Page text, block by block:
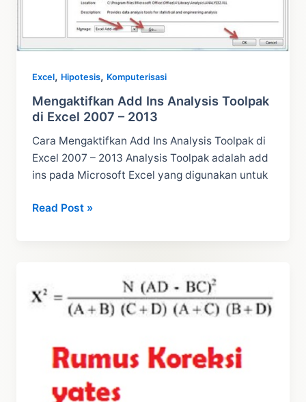
Excel, Hipotesis, Komputerisasi
Mengaktifkan Add Ins Analysis Toolpak
di Excel 2007 – 2013
Cara Mengaktifkan Add Ins Analysis Toolpak di
Excel 2007 – 2013 Analysis Toolpak adalah add
ins pada Microsoft Excel yang digunakan untuk
Mengaktifkan
di
2013
Read Post »